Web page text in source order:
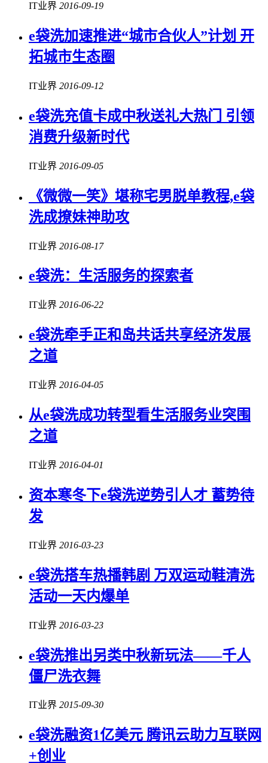
IT业界 2016-09-19
e袋洗加速推进“城市合伙人”计划 开
拓城市生态圈
IT业界 2016-09-12
e袋洗充值卡成中秋送礼大热门 引领
消费升级新时代
IT业界 2016-09-05
《微微一笑》堪称宅男脱单教程,e袋
洗成撩妹神助攻
IT业界 2016-08-17
e袋洗：生活服务的探索者
IT业界 2016-06-22
e袋洗牵手正和岛共话共享经济发展
之道
IT业界 2016-04-05
从e袋洗成功转型看生活服务业突围
之道
IT业界 2016-04-01
资本寒冬下e袋洗逆势引人才 蓄势待
发
IT业界 2016-03-23
e袋洗搭车热播韩剧 万双运动鞋清洗
活动一天内爆单
IT业界 2016-03-23
e袋洗推出另类中秋新玩法——千人
僵尸洗衣舞
IT业界 2015-09-30
e袋洗融资1亿美元 腾讯云助力互联网
+创业